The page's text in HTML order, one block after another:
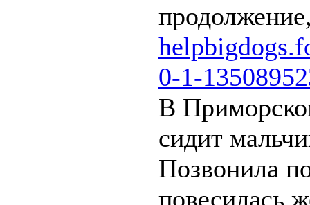
0-1-
В
сидит
Позвонила
повесилась